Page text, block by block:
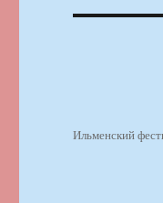
Ильменский